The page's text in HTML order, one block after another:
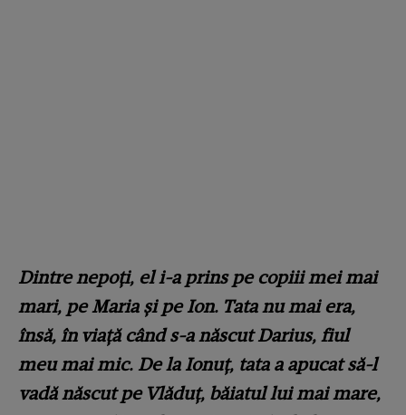
Dintre nepoți, el i-a prins pe copiii mei mai
mari, pe Maria și pe Ion. Tata nu mai era,
însă, în viață când s-a născut Darius, fiul
meu mai mic. De la Ionuț, tata a apucat să-l
vadă născut pe Vlăduț, băiatul lui mai mare,